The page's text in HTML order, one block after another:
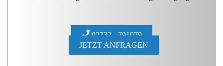
JETZT ANFRAGEN